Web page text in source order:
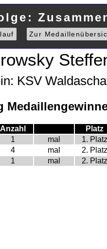
Zur
KSV
Anzahl
Platz
1
mal
1.
4
mal
2.
1
mal 2.